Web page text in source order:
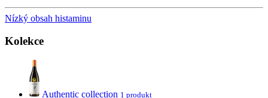
Nízký obsah histaminu
Kolekce
Authentic collection 1 produkt